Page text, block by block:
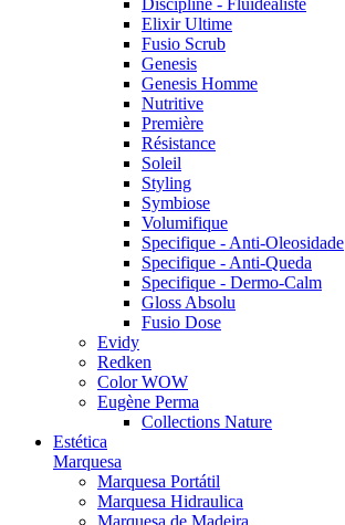
Discipline - Fluidealiste
Elixir Ultime
Fusio Scrub
Genesis
Genesis Homme
Nutritive
Première
Résistance
Soleil
Styling
Symbiose
Volumifique
Specifique - Anti-Oleosidade
Specifique - Anti-Queda
Specifique - Dermo-Calm
Gloss Absolu
Fusio Dose
Evidy
Redken
Color WOW
Eugène Perma
Collections Nature
Estética
Marquesa
Marquesa Portátil
Marquesa Hidraulica
Marquesa de Madeira